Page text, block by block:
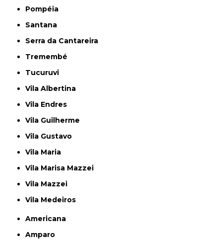
Pompéia
Santana
Serra da Cantareira
Tremembé
Tucuruvi
Vila Albertina
Vila Endres
Vila Guilherme
Vila Gustavo
Vila Maria
Vila Marisa Mazzei
Vila Mazzei
Vila Medeiros
Americana
Amparo